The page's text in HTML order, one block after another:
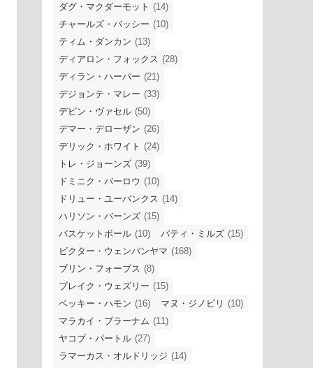
ダグ・マクダーモット (14)
チャールズ・バッシー (10)
ティム・ダンカン (13)
ディアロン・フォックス (28)
ディラン・ハーパー (21)
デジョンテ・マレー (33)
デビン・ヴァセル (50)
デマー・デローザン (26)
デリック・ホワイト (24)
トレ・ジョーンズ (39)
ドミニク・バーロウ (10)
ドリュー・ユーバンクス (14)
ハリソン・バーンズ (15)
バスケットボール (10) パティ・ミルズ (15)
ビクター・ウェンバンヤマ (168)
ブリン・フォーブス (8)
ブレイク・ウェズリー (15)
ベッキー・ハモン (16) マヌ・ジノビリ (10)
マラカイ・ブラーナム (11)
ヤコブ・パートル (27)
ラマーカス・オルドリッジ (14)